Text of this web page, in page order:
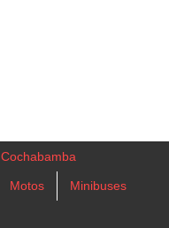
Cochabamba
Motos Minibuses